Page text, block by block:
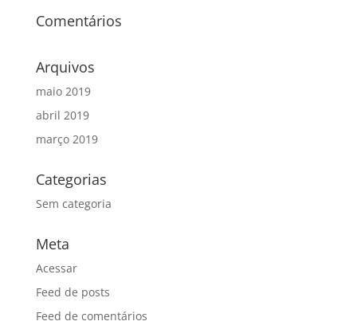
Comentários
Arquivos
maio 2019
abril 2019
março 2019
Categorias
Sem categoria
Meta
Acessar
Feed de posts
Feed de comentários